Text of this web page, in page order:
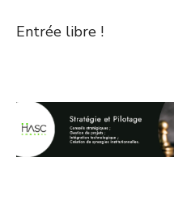
Entrée libre !